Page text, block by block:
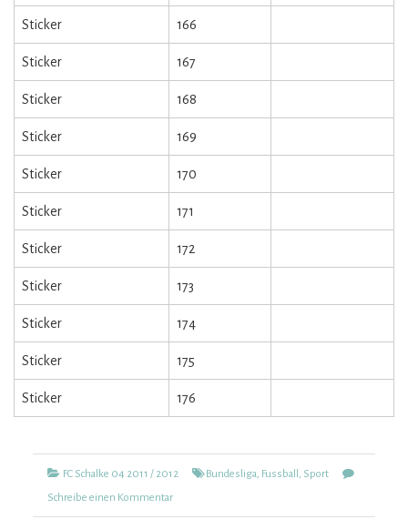
Sticker 166
Sticker 167
Sticker 168
Sticker 169
Sticker 170
Sticker 171
Sticker 172
Sticker 173
Sticker 174
Sticker 175
Sticker 176
Kategorien
FC Schalke 04 2011 / 2012 TagsBundesliga, Fussball , Sport
Schreibe einen Kommentarzu
FC